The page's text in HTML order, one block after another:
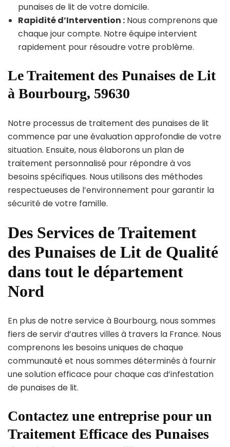
punaises de lit de votre domicile.
Rapidité d’Intervention : Nous comprenons que
chaque jour compte. Notre équipe intervient
rapidement pour résoudre votre problème.
Le Traitement des Punaises de Lit
à Bourbourg, 59630
Notre processus de traitement des punaises de lit
commence par une évaluation approfondie de votre
situation. Ensuite, nous élaborons un plan de
traitement personnalisé pour répondre à vos
besoins spécifiques. Nous utilisons des méthodes
respectueuses de l’environnement pour garantir la
sécurité de votre famille.
Des Services de Traitement
des Punaises de Lit de Qualité
dans tout le département
Nord
En plus de notre service à Bourbourg, nous sommes
fiers de servir d’autres villes à travers la France. Nous
comprenons les besoins uniques de chaque
communauté et nous sommes déterminés à fournir
une solution efficace pour chaque cas d’infestation
de punaises de lit.
Contactez une entreprise pour un
Traitement Efficace des Punaises